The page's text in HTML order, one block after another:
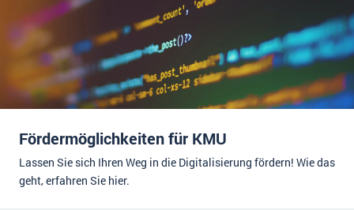
Fördermöglichkeiten für KMU
Lassen Sie sich Ihren Weg in die Digitalisierung fördern! Wie das
geht, erfahren Sie hier.